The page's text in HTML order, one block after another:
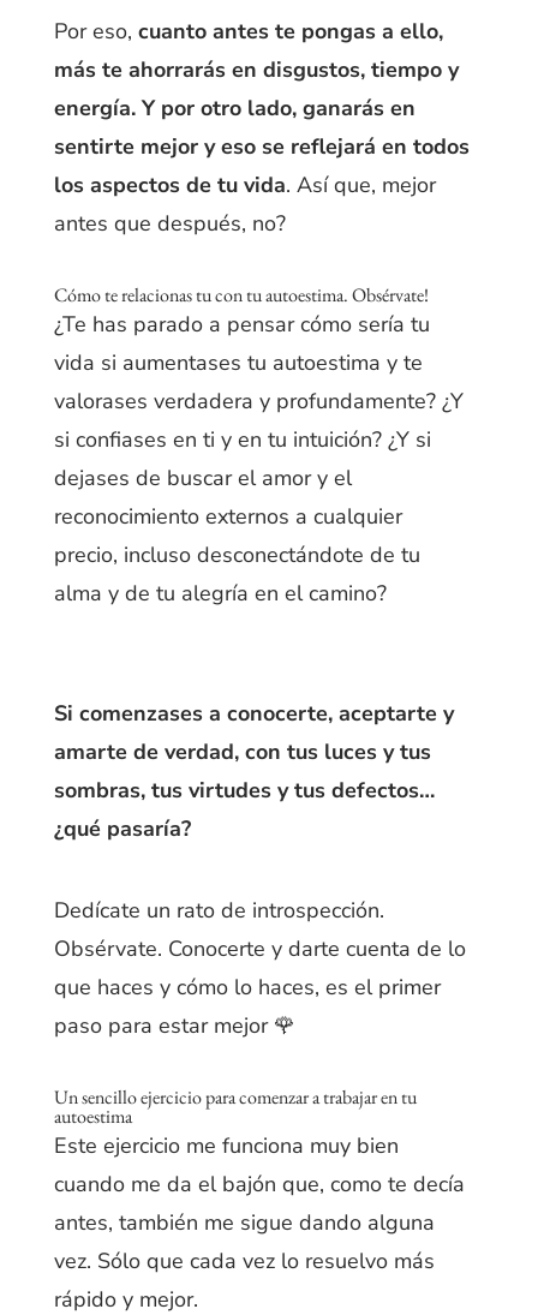
Por eso, cuanto antes te pongas a ello,
más te ahorrarás en disgustos, tiempo y
energía. Y por otro lado, ganarás en
sentirte mejor y eso se reflejará en todos
los aspectos de tu vida. Así que, mejor
antes que después, no?
Cómo te relacionas tu con tu autoestima. Obsérvate!
¿Te has parado a pensar cómo sería tu
vida si aumentases tu autoestima y te
valorases verdadera y profundamente? ¿Y
si confiases en ti y en tu intuición? ¿Y si
dejases de buscar el amor y el
reconocimiento externos a cualquier
precio, incluso desconectándote de tu
alma y de tu alegría en el camino?
Si comenzases a conocerte, aceptarte y
amarte de verdad, con tus luces y tus
sombras, tus virtudes y tus defectos…
¿qué pasaría?
Dedícate un rato de introspección.
Obsérvate. Conocerte y darte cuenta de lo
que haces y cómo lo haces, es el primer
paso para estar mejor 🌹
Un sencillo ejercicio para comenzar a trabajar en tu
autoestima
Este ejercicio me funciona muy bien
cuando me da el bajón que, como te decía
antes, también me sigue dando alguna
vez. Sólo que cada vez lo resuelvo más
rápido y mejor.